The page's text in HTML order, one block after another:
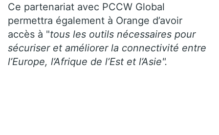
Ce partenariat avec PCCW Global
permettra également à Orange d’avoir
accès à "tous les outils nécessaires pour
sécuriser et améliorer la connectivité entre
l’Europe, l’Afrique de l’Est et l’Asie".